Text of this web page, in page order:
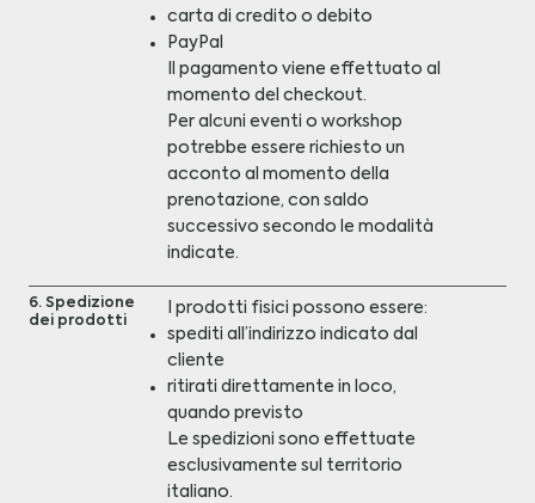
carta di credito o debito
PayPal
Il pagamento viene effettuato al
momento del checkout.
Per alcuni eventi o workshop
potrebbe essere richiesto un
acconto al momento della
prenotazione, con saldo
successivo secondo le modalità
indicate.
6. Spedizione
dei prodotti
I prodotti fisici possono essere:
spediti all’indirizzo indicato dal
cliente
ritirati direttamente in loco,
quando previsto
Le spedizioni sono effettuate
esclusivamente sul territorio
italiano.